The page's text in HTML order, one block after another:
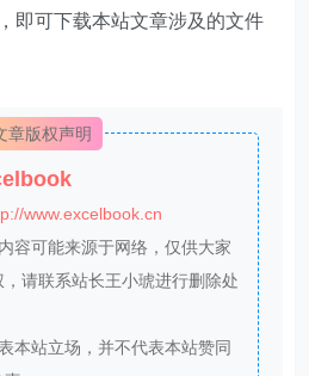
即可下载本站文章涉及的文件
章版权声明
www.excelbook.cn
容可能来源于网络，仅供大家
请联系站长王小琥进行删除处
本站立场，并不代表本站赞同